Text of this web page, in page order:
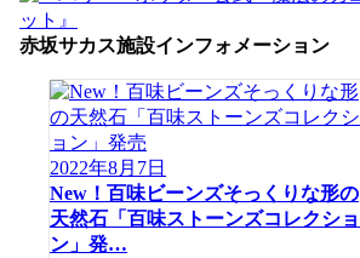
赤坂サカス施設インフォメーション
2022年8月7日
New！百味ビーンズそっくりな形の
天然石「百味ストーンズコレクショ
ン」発…